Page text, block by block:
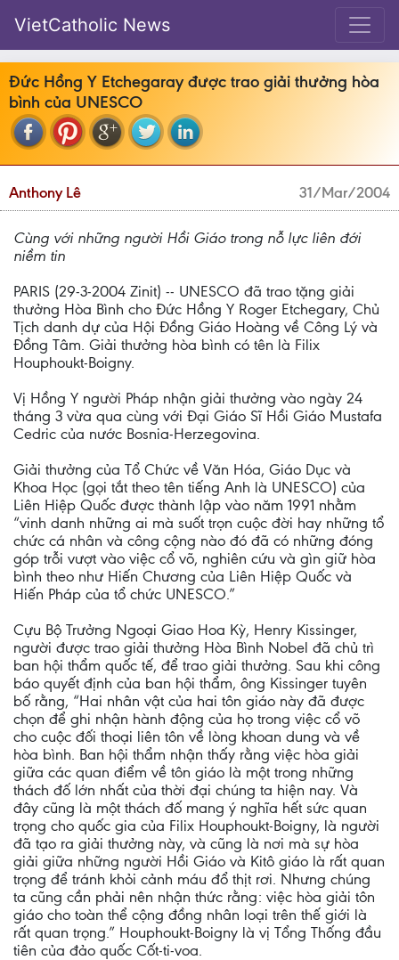
VietCatholic News
Đức Hồng Y Etchegaray được trao giải thưởng hòa
bình của UNESCO
Anthony Lê 31/Mar/2004
Cùng với những người Hồi Giáo trong nỗ lực liên đới
niềm tin
PARIS (29-3-2004 Zinit) -- UNESCO đã trao tặng giải
thưởng Hòa Bình cho Đức Hồng Y Roger Etchegary, Chủ
Tịch danh dự của Hội Đồng Giáo Hoàng về Công Lý và
Đồng Tâm. Giải thưởng hòa bình có tên là Filix
Houphoukt-Boigny.
Vị Hồng Y người Pháp nhận giải thưởng vào ngày 24
tháng 3 vừa qua cùng với Đại Giáo Sĩ Hồi Giáo Mustafa
Cedric của nước Bosnia-Herzegovina.
Giải thưởng của Tổ Chức về Văn Hóa, Giáo Dục và
Khoa Học (gọi tắt theo tên tiếng Anh là UNESCO) của
Liên Hiệp Quốc được thành lập vào năm 1991 nhằm
“vinh danh những ai mà suốt trọn cuộc đời hay những tổ
chức cá nhân và công cộng nào đó đã có những đóng
góp trỗi vượt vào việc cổ võ, nghiên cứu và gìn giữ hòa
bình theo như Hiến Chương của Liên Hiệp Quốc và
Hiến Pháp của tổ chức UNESCO.”
Cựu Bộ Trưởng Ngoại Giao Hoa Kỳ, Henry Kissinger,
người được trao giải thưởng Hòa Bình Nobel đã chủ trì
ban hội thẩm quốc tế, để trao giải thưởng. Sau khi công
báo quyết định của ban hội thẩm, ông Kissinger tuyên
bố rằng, “Hai nhân vật của hai tôn giáo này đã được
chọn để ghi nhận hành động của họ trong việc cổ võ
cho cuộc đối thoại liên tôn về lòng khoan dung và về
hòa bình. Ban hội thẩm nhận thấy rằng việc hòa giải
giữa các quan điểm về tôn giáo là một trong những
thách đố lớn nhất của thời đại chúng ta hiện nay. Và
đây cũng là một thách đố mang ý nghĩa hết sức quan
trọng cho quốc gia của Filix Houphoukt-Boigny, là người
đã tạo ra giải thưởng này, và cũng là nơi mà sự hòa
giải giữa những người Hồi Giáo và Kitô giáo là rất quan
trọng để tránh khỏi cảnh máu đổ thịt rơi. Nhưng chúng
ta cũng cần phải nên nhận thức rằng: việc hòa giải tôn
giáo cho toàn thể cộng đồng nhân loại trên thế giới là
rất quan trọng.” Houphoukt-Boigny là vị Tổng Thống đầu
tiên của đảo quốc Cốt-ti-voa.